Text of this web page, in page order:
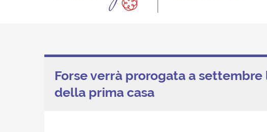
Forse verrà prorogata a settembre
della prima casa